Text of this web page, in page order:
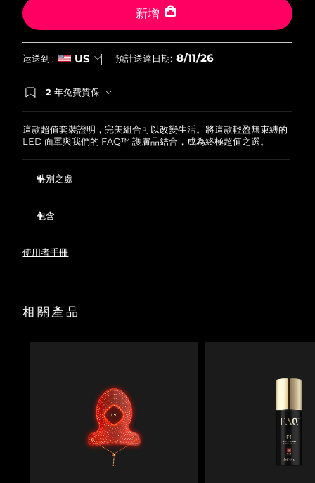
新增
运送到 : US 預計送達日期: 8/11/26
2 年免費質保
這款超值套裝證明，完美組合可以改變生活。將這款輕盈無束縛的
LED 面罩與我們的 FAQ™ 護膚品結合，成為終極超值之選。
特別之處
預先準備並進行打底，優化LED護理效果，同時支持肌膚屏
障。
包含
FAQ™ Red Light Peptide Serum
收納袋
使用者手冊
相關產品